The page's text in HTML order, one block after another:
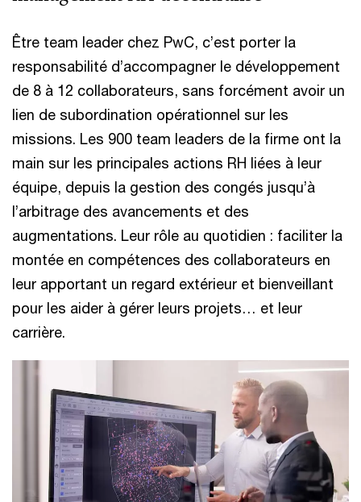
Être team leader chez PwC, c’est porter la
responsabilité d’accompagner le développement
de 8 à 12 collaborateurs, sans forcément avoir un
lien de subordination opérationnel sur les
missions. Les 900 team leaders de la firme ont la
main sur les principales actions RH liées à leur
équipe, depuis la gestion des congés jusqu’à
l’arbitrage des avancements et des
augmentations. Leur rôle au quotidien : faciliter la
montée en compétences des collaborateurs en
leur apportant un regard extérieur et bienveillant
pour les aider à gérer leurs projets… et leur
carrière.